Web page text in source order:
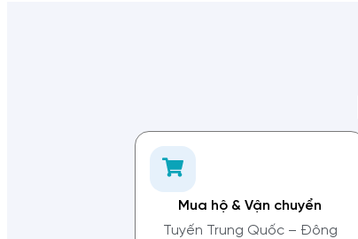
Mua hộ & Vận chuyển
Tuyến Trung Quốc – Đông